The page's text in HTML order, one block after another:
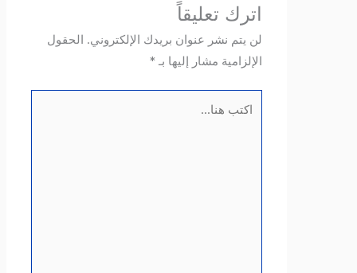
اترك تعليقاً
لن يتم نشر عنوان بريدك الإلكتروني. الحقول
الإلزامية مشار إليها بـ*